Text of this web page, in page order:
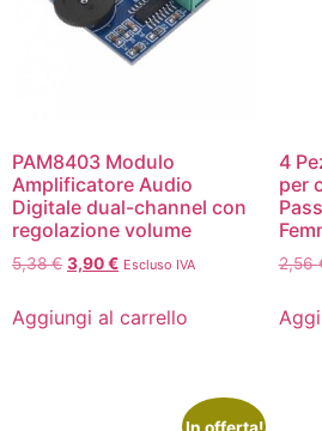
PAM8403 Modulo
Amplificatore Audio
Digitale dual-channel con
regolazione volume
5,38€ 3,90€ Escluso IVA
Aggiungi al carrello
4
per
2,56
In offerta!